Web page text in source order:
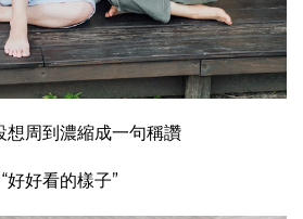
想周到濃縮成一句稱讚
“好好看的樣子”